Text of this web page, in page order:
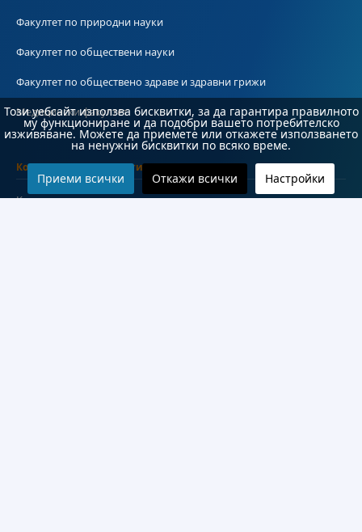
Факултет по природни науки
Факултет по обществени науки
Факултет по обществено здраве и здравни грижи
Медицински факултет
Колежи и департаменти
Колеж по туризъм
Този уебсайт използва бисквитки, за да гарантира правилното
му функциониране и да подобри вашето потребителско
изживяване. Можете да приемете или откажете използването
на ненужни бисквитки по всяко време.
Приеми всички Откажи всички Настройки